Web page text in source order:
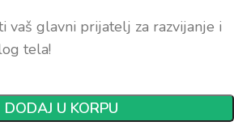
vaš glavni prijatelj za razvijanje i
tela!
DODAJ U KORPU